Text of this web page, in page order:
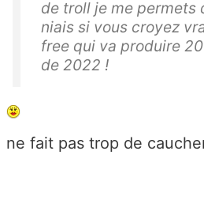
de troll je me permets
niais si vous croyez
free qui va produire
de 2022 !
ne fait pas trop de